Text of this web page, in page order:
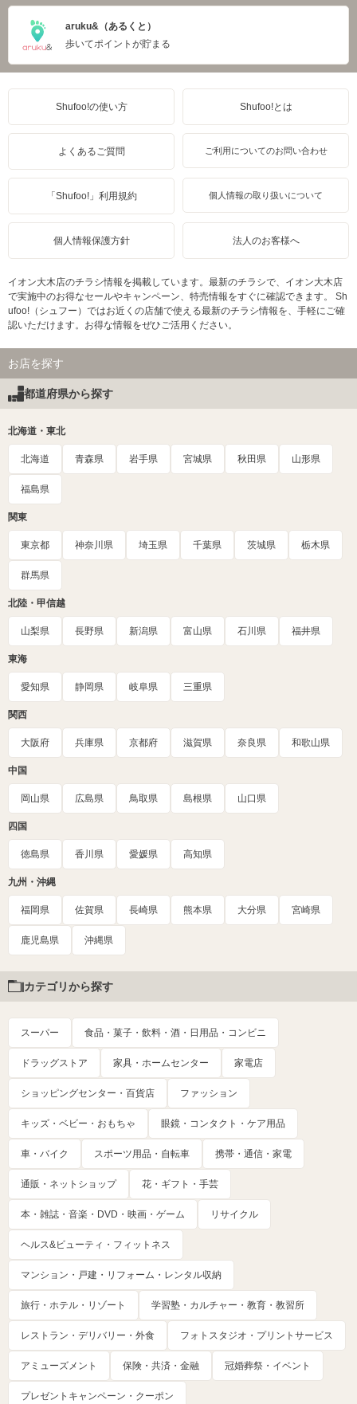
aruku&（あるくと）
歩いてポイントが貯まる
Shufoo!の使い方 Shufoo!とは
よくあるご質問 ご利用についてのお問い合わせ
「Shufoo!」利用規約 個人情報の取り扱いについて
個人情報保護方針 法人のお客様へ
イオン大木店のチラシ情報を掲載しています。最新のチラシで、イオン大木店
で実施中のお得なセールやキャンペーン、特売情報をすぐに確認できます。 Sh
ufoo!（シュフー）ではお近くの店舗で使える最新のチラシ情報を、手軽にご確
認いただけます。お得な情報をぜひご活用ください。
お店を探す
都道府県から探す
北海道・東北
北海道 青森県 岩手県 宮城県 秋田県 山形県
福島県
関東
東京都 神奈川県 埼玉県 千葉県 茨城県 栃木県
群馬県
北陸・甲信越
山梨県 長野県 新潟県 富山県 石川県 福井県
東海
愛知県 静岡県 岐阜県 三重県
関西
大阪府 兵庫県 京都府 滋賀県 奈良県 和歌山県
中国
岡山県 広島県 鳥取県 島根県 山口県
四国
徳島県 香川県 愛媛県 高知県
九州・沖縄
福岡県 佐賀県 長崎県 熊本県 大分県 宮崎県
鹿児島県 沖縄県
カテゴリから探す
スーパー 食品・菓子・飲料・酒・日用品・コンビニ
ドラッグストア 家具・ホームセンター 家電店
ショッピングセンター・百貨店 ファッション
キッズ・ベビー・おもちゃ 眼鏡・コンタクト・ケア用品
車・バイク スポーツ用品・自転車 携帯・通信・家電
通販・ネットショップ 花・ギフト・手芸
本・雑誌・音楽・DVD・映画・ゲーム リサイクル
ヘルス&ビューティ・フィットネス
マンション・戸建・リフォーム・レンタル収納
旅行・ホテル・リゾート 学習塾・カルチャー・教育・教習所
レストラン・デリバリー・外食 フォトスタジオ・プリントサービス
アミューズメント 保険・共済・金融 冠婚葬祭・イベント
プレゼントキャンペーン・クーポン